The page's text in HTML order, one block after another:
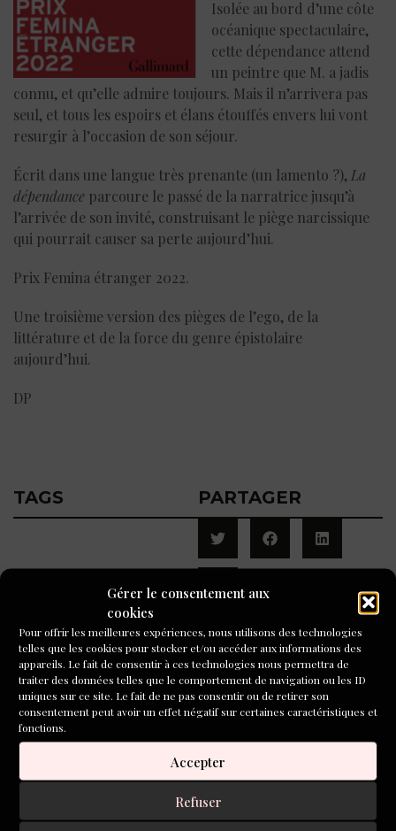
Gérer le consentement aux
cookies
Pour offrir les meilleures expériences, nous utilisons des technologies
telles que les cookies pour stocker et/ou accéder aux informations des
appareils. Le fait de consentir à ces technologies nous permettra de
traiter des données telles que le comportement de navigation ou les ID
uniques sur ce site. Le fait de ne pas consentir ou de retirer son
consentement peut avoir un effet négatif sur certaines caractéristiques et
fonctions.
Accepter
Refuser
Isolée au bord d’une côte
océanique spectaculaire,
cette dépendance attend
un peintre que M. a jadis
connu, et qu’elle admire toujours. Mais il n’arrivera pas
seul, et tous les espoirs et élans étouffés envers lui vont
resurgir à l’occasion de son séjour.
Écrit dans une langue très prenante (un lamento ?), La
dépendance parcoure le passé de la narratrice jusqu’à
l’arrivée de son invité, construisant le piège narcissique
qui pourrait causer sa perte aujourd’hui.
Prix Femina étranger 2022.
Une troisième version des pièges de l’ego, de la
littérature et de la force du genre épistolaire
aujourd’hui.
DP
TAGS PARTAGER
A LIRE AUSSI
Nos livres de l’été !